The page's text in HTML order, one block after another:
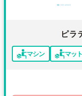
ピラ
マシン マット